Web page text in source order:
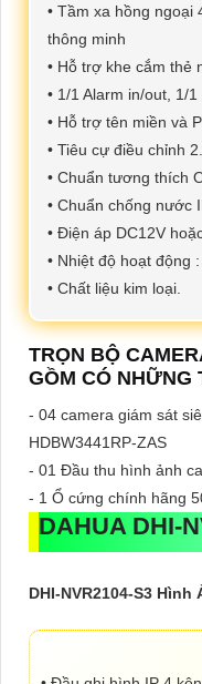
• Tầm xa hồng ngoại
thông minh
• Hỗ trợ khe cắm thẻ
• 1/1 Alarm in/out, 1/
• Hỗ trợ tên miền và
• Tiêu cự điều chỉnh
• Chuẩn tương thích
• Chuẩn chống nước
• Điện áp DC12V
• Nhiệt độ hoạt động
• Chất liệu kim loại.
TRỌN BỘ
GỒM CÓ NHỮNG
- 04 camera giám sát
HDBW3441RP-ZAS
- 01 Đầu thu hình ảnh
- 1 Ổ cứng chính hãng
DAHUA DHI-
DHI-NVR2104-S3